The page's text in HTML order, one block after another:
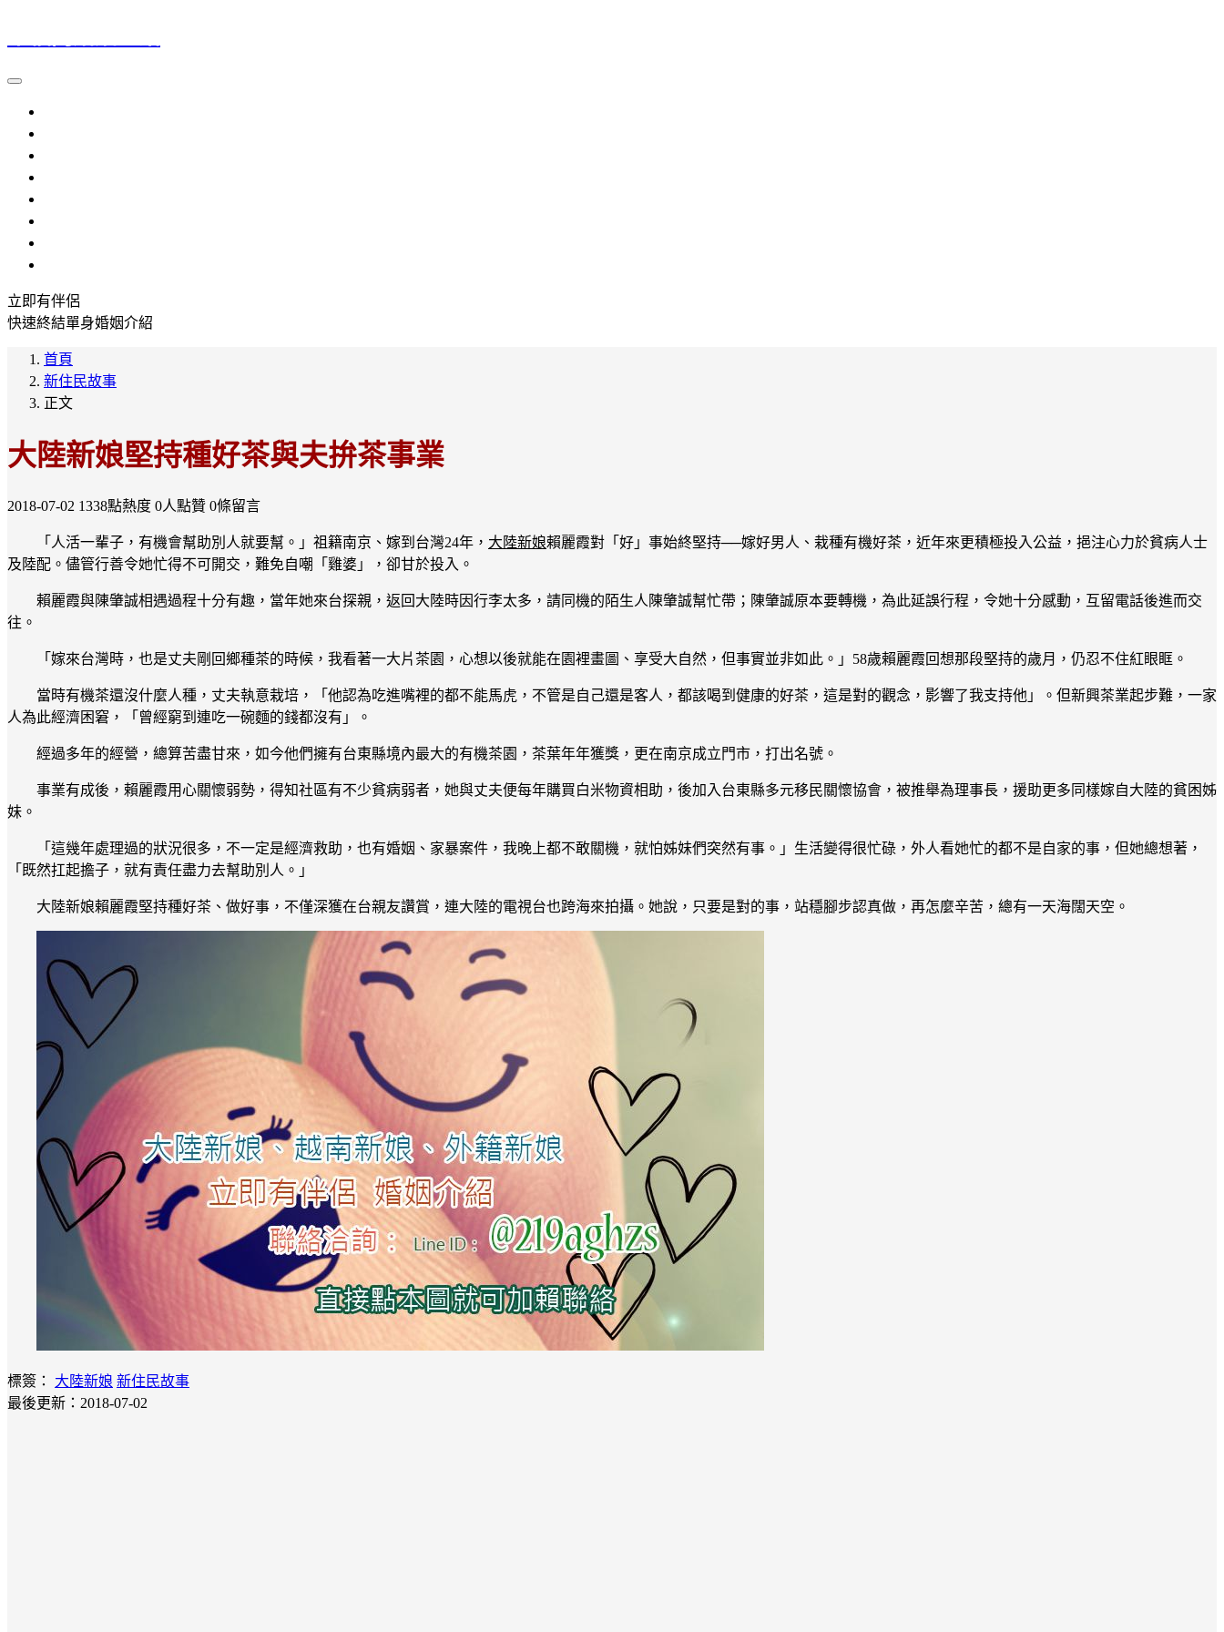
立即有伴侶
快速終結單身婚姻介紹
首頁
新住民故事
正文
大陸新娘堅持種好茶與夫拚茶事業
2018-07-02 1338點熱度 0人點贊 0條留言
「人活一輩子，有機會幫助別人就要幫。」祖籍南京、嫁到台灣24年， 大陸新娘賴麗霞對「好」事始終堅持──嫁好男人、栽種有機好茶，近年來更積極投入公益，挹注心力於貧病人士
及陸配。儘管行善令她忙得不可開交，難免自嘲「雞婆」，卻甘於投入。
賴麗霞與陳肇誠相遇過程十分有趣，當年她來台探親，返回大陸時因行李太多，請同機的陌生人陳肇誠幫忙帶；陳肇誠原本要轉機，為此延誤行程，令她十分感動，互留電話後進而交
往。
「嫁來台灣時，也是丈夫剛回鄉種茶的時候，我看著一大片茶園，心想以後就能在園裡畫圖、享受大自然，但事實並非如此。」58歲賴麗霞回想那段堅持的歲月，仍忍不住紅眼眶。
當時有機茶還沒什麼人種，丈夫執意栽培，「他認為吃進嘴裡的都不能馬虎，不管是自己還是客人，都該喝到健康的好茶，這是對的觀念，影響了我支持他」。但新興茶業起步難，一家
人為此經濟困窘，「曾經窮到連吃一碗麵的錢都沒有」。
經過多年的經營，總算苦盡甘來，如今他們擁有台東縣境內最大的有機茶園，茶葉年年獲獎，更在南京成立門市，打出名號。
事業有成後，賴麗霞用心關懷弱勢，得知社區有不少貧病弱者，她與丈夫便每年購買白米物資相助，後加入台東縣多元移民關懷協會，被推舉為理事長，援助更多同樣嫁自大陸的貧困姊
妹。
「這幾年處理過的狀況很多，不一定是經濟救助，也有婚姻、家暴案件，我晚上都不敢關機，就怕姊妹們突然有事。」生活變得很忙碌，外人看她忙的都不是自家的事，但她總想著，
「既然扛起擔子，就有責任盡力去幫助別人。」
大陸新娘賴麗霞堅持種好茶、做好事，不僅深獲在台親友讚賞，連大陸的電視台也跨海來拍攝。她說，只要是對的事，站穩腳步認真做，再怎麼辛苦，總有一天海闊天空。
標簽： 大陸新娘 新住民故事
最後更新：2018-07-02